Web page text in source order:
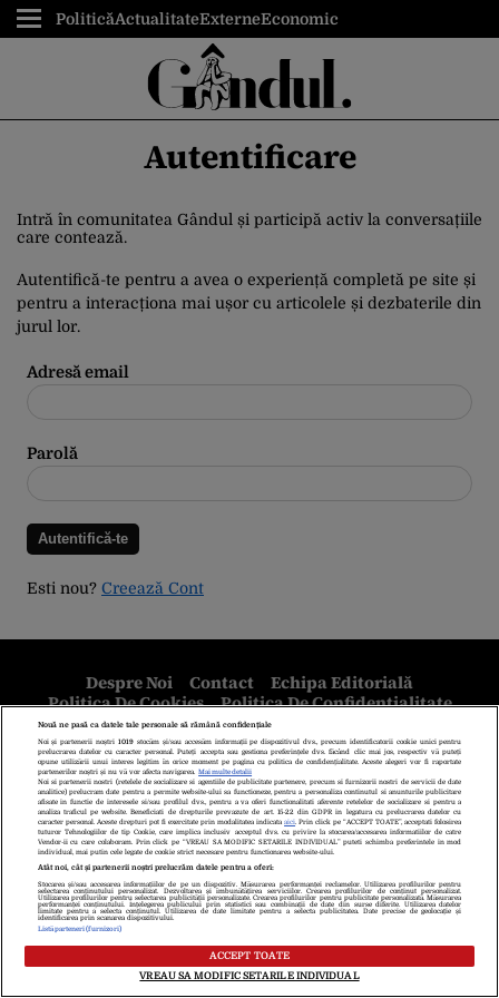
PoliticăActualitateExterneEconomic
Autentificare
Intră în comunitatea Gândul și participă activ la conversațiile
care contează.
Autentifică-te pentru a avea o experiență completă pe site și
pentru a interacționa mai ușor cu articolele și dezbaterile din
jurul lor.
Adresă email
Parolă
Esti nou? Creează Cont
Despre Noi Contact
Echipa Editorială
Politica De Cookies
Politica De Confidențialitate
Termeni Și Condiții
copyright © 2026
Citarea se poate face în limita a 250 de semne. Nici o instituţie sau persoană
(site-uri, instituţii mass-media, firme de monitorizare) nu poate reproduce
integral scrierile publicistice purtătoare de Drepturi de Autor.
Decizia ONJN nr. 1598/16.09.2021. Jocurile de noroc sunt interzise
minorilor.